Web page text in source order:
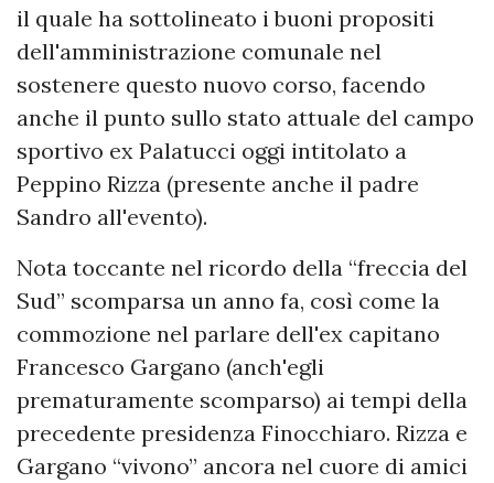
il quale ha sottolineato i buoni propositi
dell'amministrazione comunale nel
sostenere questo nuovo corso, facendo
anche il punto sullo stato attuale del campo
sportivo ex Palatucci oggi intitolato a
Peppino Rizza (presente anche il padre
Sandro all'evento).
Nota toccante nel ricordo della “freccia del
Sud” scomparsa un anno fa, così come la
commozione nel parlare dell'ex capitano
Francesco Gargano (anch'egli
prematuramente scomparso) ai tempi della
precedente presidenza Finocchiaro. Rizza e
Gargano “vivono” ancora nel cuore di amici